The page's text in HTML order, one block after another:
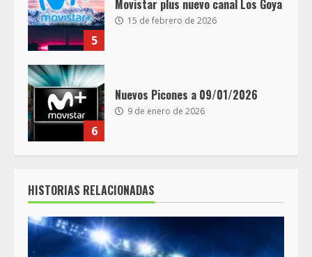
5
Movistar plus nuevo canal Los Goya
15 de febrero de 2026
6
Nuevos Picones a 09/01/2026
9 de enero de 2026
HISTORIAS RELACIONADAS